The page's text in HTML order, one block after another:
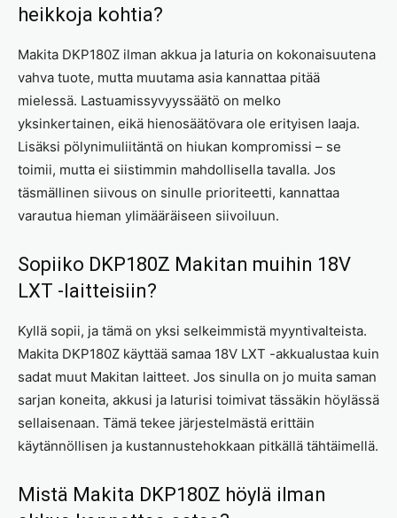
heikkoja kohtia?
Makita DKP180Z ilman akkua ja laturia on kokonaisuutena
vahva tuote, mutta muutama asia kannattaa pitää
mielessä. Lastuamissyvyyssäätö on melko
yksinkertainen, eikä hienosäätövara ole erityisen laaja.
Lisäksi pölynimuliitäntä on hiukan kompromissi – se
toimii, mutta ei siistimmin mahdollisella tavalla. Jos
täsmällinen siivous on sinulle prioriteetti, kannattaa
varautua hieman ylimääräiseen siivoiluun.
Sopiiko DKP180Z Makitan muihin 18V
LXT -laitteisiin?
Kyllä sopii, ja tämä on yksi selkeimmistä myyntivalteista.
Makita DKP180Z käyttää samaa 18V LXT -akkualustaa kuin
sadat muut Makitan laitteet. Jos sinulla on jo muita saman
sarjan koneita, akkusi ja laturisi toimivat tässäkin höylässä
sellaisenaan. Tämä tekee järjestelmästä erittäin
käytännöllisen ja kustannustehokkaan pitkällä tähtäimellä.
Mistä Makita DKP180Z höylä ilman